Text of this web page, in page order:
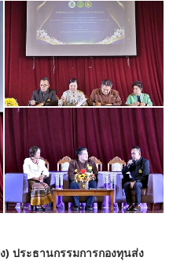
ประธานกรรมการกองทุนส่ง